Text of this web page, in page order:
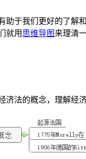
助于我们更好的了解
就用 思维导图 来理清
济法的概念，理解经